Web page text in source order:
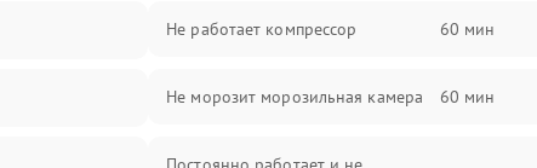
Не работает компрессор 60 мин
Не морозит морозильная камера 60 мин